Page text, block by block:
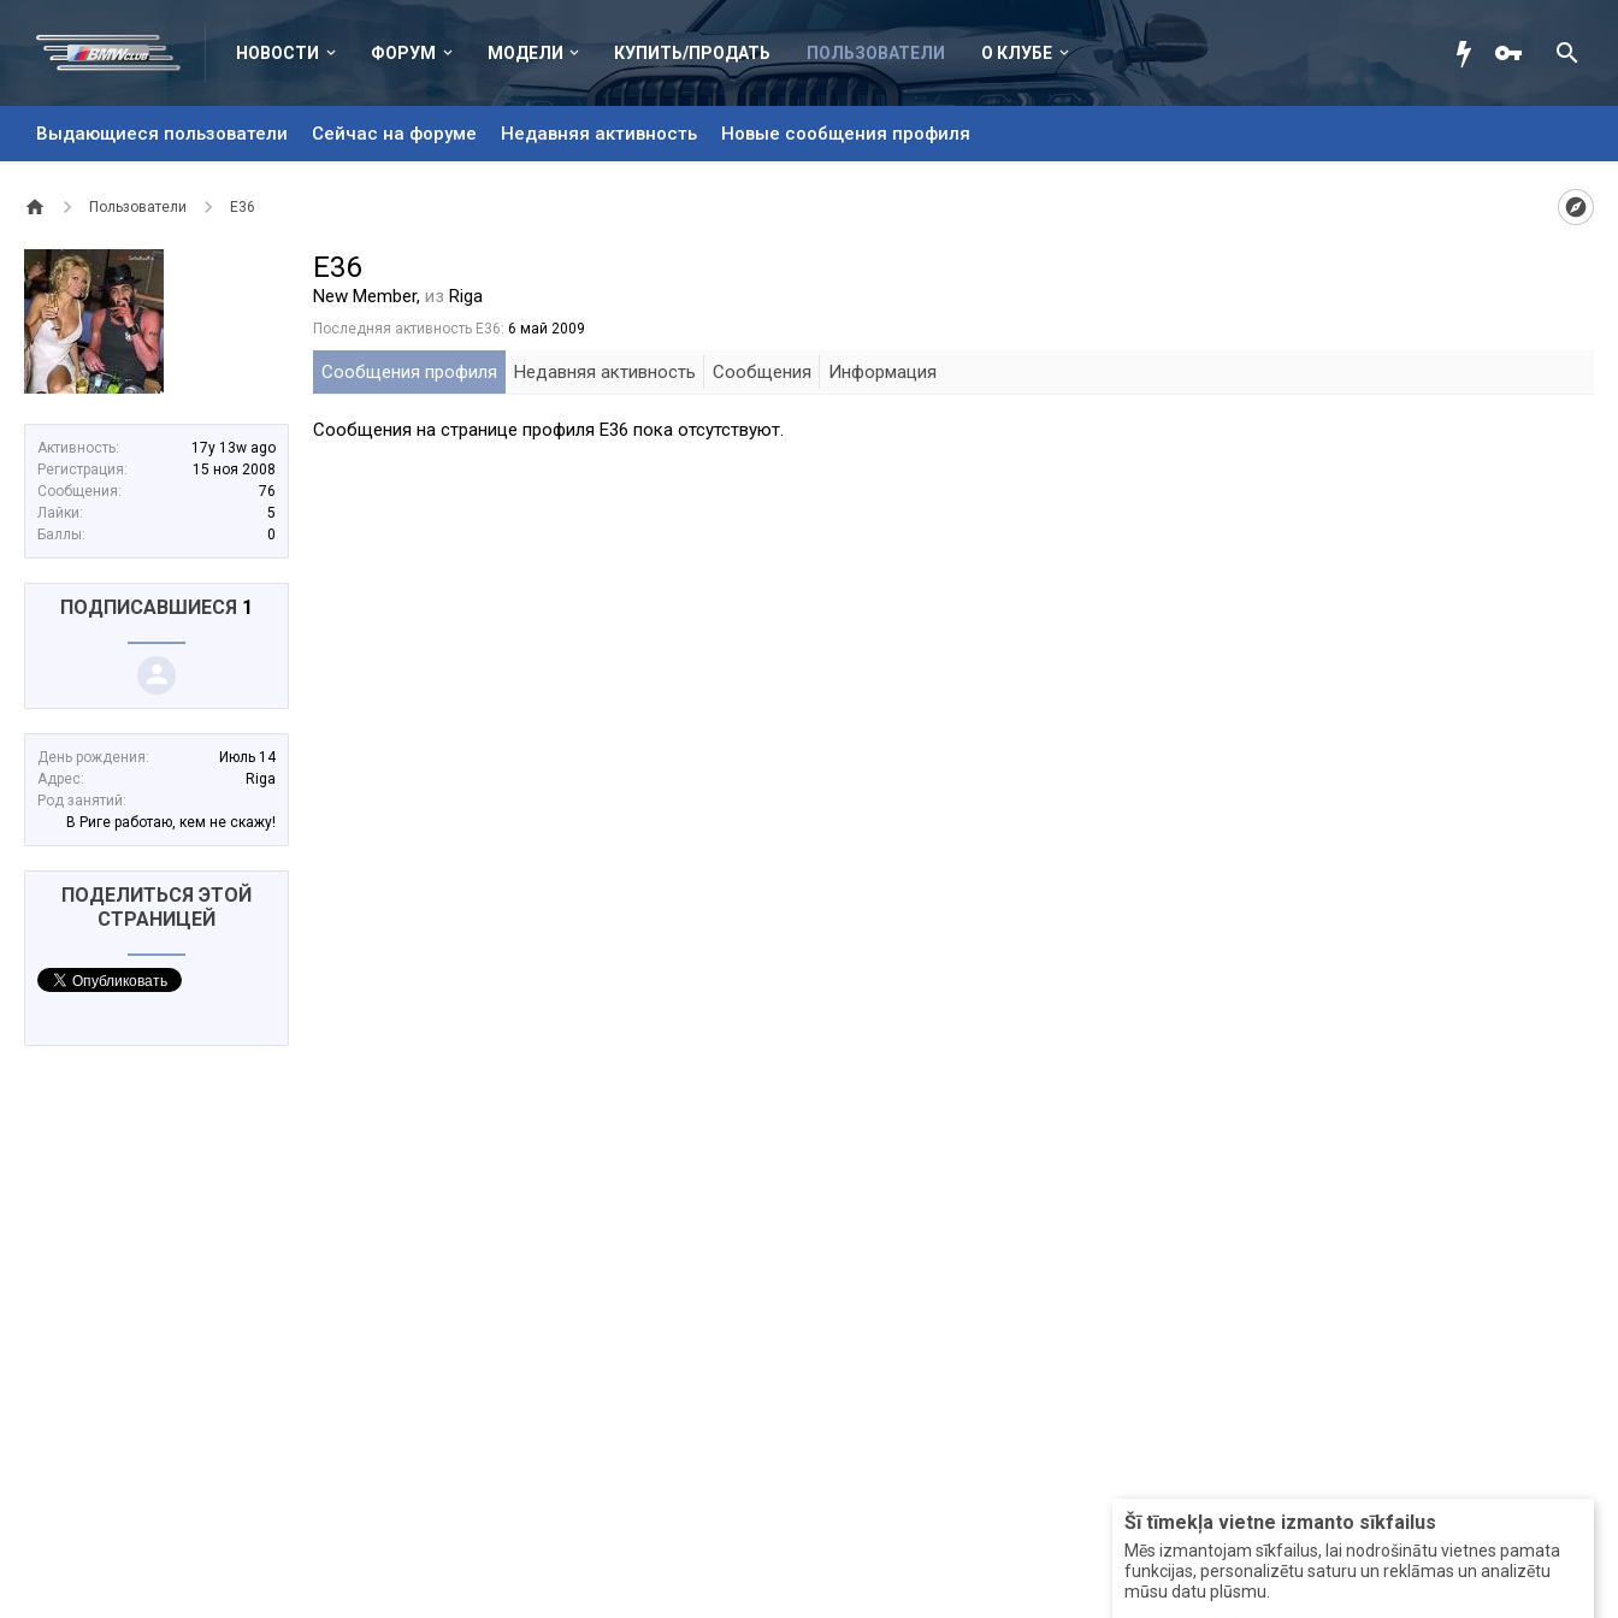
НОВОСТИ ФОРУМ МОДЕЛИ КУПИТЬ/ПРОДАТЬ ПОЛЬЗОВАТЕЛИ
Выдающиеся пользователи Сейчас на форуме Недавняя активность Новые сообщения профиля
О КЛУБЕ
Пользователи E36
Šī tīmekļa vietne izmanto sīkfailus
Mēs izmantojam sīkfailus, lai nodrošinātu vietnes pamata
funkcijas, personalizētu saturu un reklāmas un analizētu
mūsu datu plūsmu.
Активность:
17y 13w ago
Регистрация:
15 ноя 2008
Сообщения:
76
Лайки:
5
Баллы:
0
ПОДПИСАВШИЕСЯ 1
День рождения:
Июль 14
Адрес:
Riga
Род занятий:
В Риге работаю, кем не скажу!
ПОДЕЛИТЬСЯ ЭТОЙ
СТРАНИЦЕЙ
E36
New Member, из Riga
Последняя активность E36: 6 май 2009
Сообщения профиля Недавняя активность Сообщения Информация
Сообщения на странице профиля E36 пока отсутствуют.